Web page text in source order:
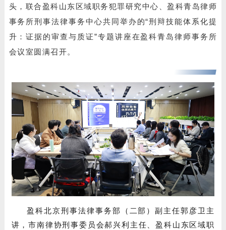
头，联合盈科山东区域职务犯罪研究中心、盈科青岛律师
事务所刑事法律事务中心共同举办的“刑辩技能体系化提
升：证据的审查与质证”专题讲座在盈科青岛律师事务所
会议室圆满召开。
盈科北京刑事法律事务部（二部）副主任郭彦卫主
讲，市南律协刑事委员会郝兴利主任、盈科山东区域职